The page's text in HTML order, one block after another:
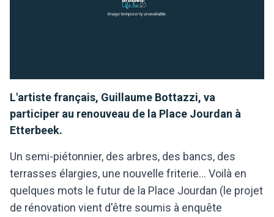
L'artiste français, Guillaume Bottazzi, va
participer au renouveau de la Place Jourdan à
Etterbeek.
Un semi-piétonnier, des arbres, des bancs, des
terrasses élargies, une nouvelle friterie... Voilà en
quelques mots le futur de la Place Jourdan (le projet
de rénovation vient d'être soumis à enquête